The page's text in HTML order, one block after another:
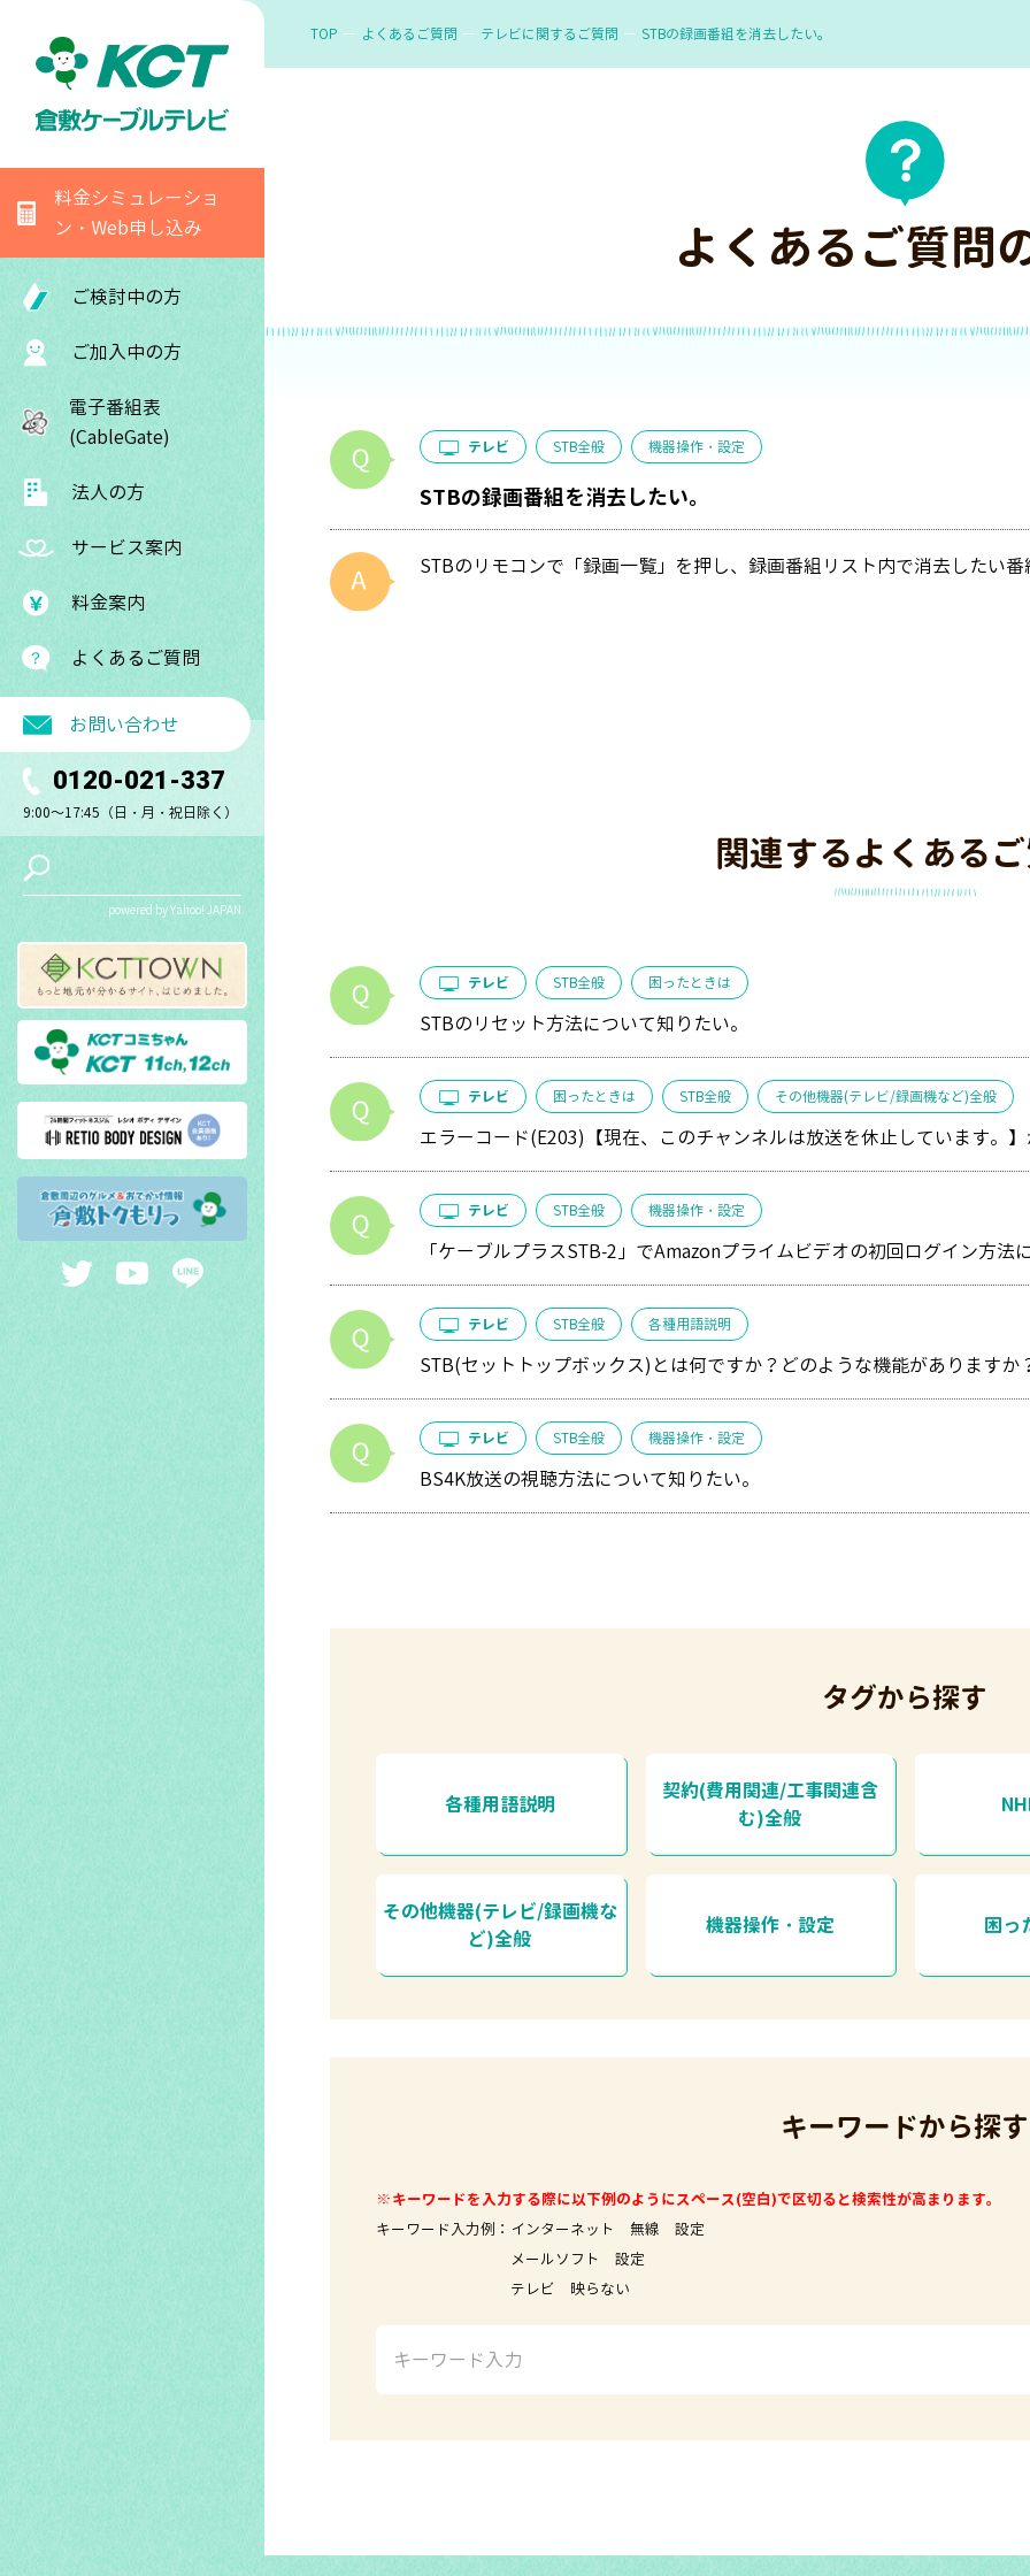
料金シミュレーショ
ン・Web申し込み
ご検討中の方
ご加入中の方
電子番組表
(CableGate)
法人の方
サービス案内
料金案内
よくあるご質問
お問い合わせ
0120-021-337
9:00～17:45（日・月・祝日除く）
powered by Yahoo! JAPAN
TOP よくあるご質問 テレビに関するご質問 STBの録画番組を消去したい。
よくあるご質問
テレビ STB全般 機器操作・設定
STBの録画番組を消去したい。
STBのリモコンで「録画一覧」を押し、録画番組リスト内で消去したい
関連するよくある
テレビ STB全般 困ったときは
STBのリセット方法について知りたい。
テレビ 困ったときは STB全般 その他機器(テレビ/録画機など)全般
エラーコード(E203)【現在、このチャンネルは放送を休止しています。
テレビ STB全般 機器操作・設定
「ケーブルプラスSTB-2」でAmazonプライムビデオの初回ログイン方法
テレビ STB全般 各種用語説明
STB(セットトップボックス)とは何ですか？どのような機能がありますか
テレビ STB全般 機器操作・設定
BS4K放送の視聴方法について知りたい。
タグから探す
各種用語説明
契約(費用関連/工事関連含
む)全般
その他機器(テレビ/録画機な
ど)全般
機器操作・設定 困っ
キーワードから探す
※キーワードを入力する際に以下例のようにスペース(空白)で区切ると検索性が高まります。
キーワード入力例：インターネット 無線 設定
メールソフト 設定
テレビ 映らない